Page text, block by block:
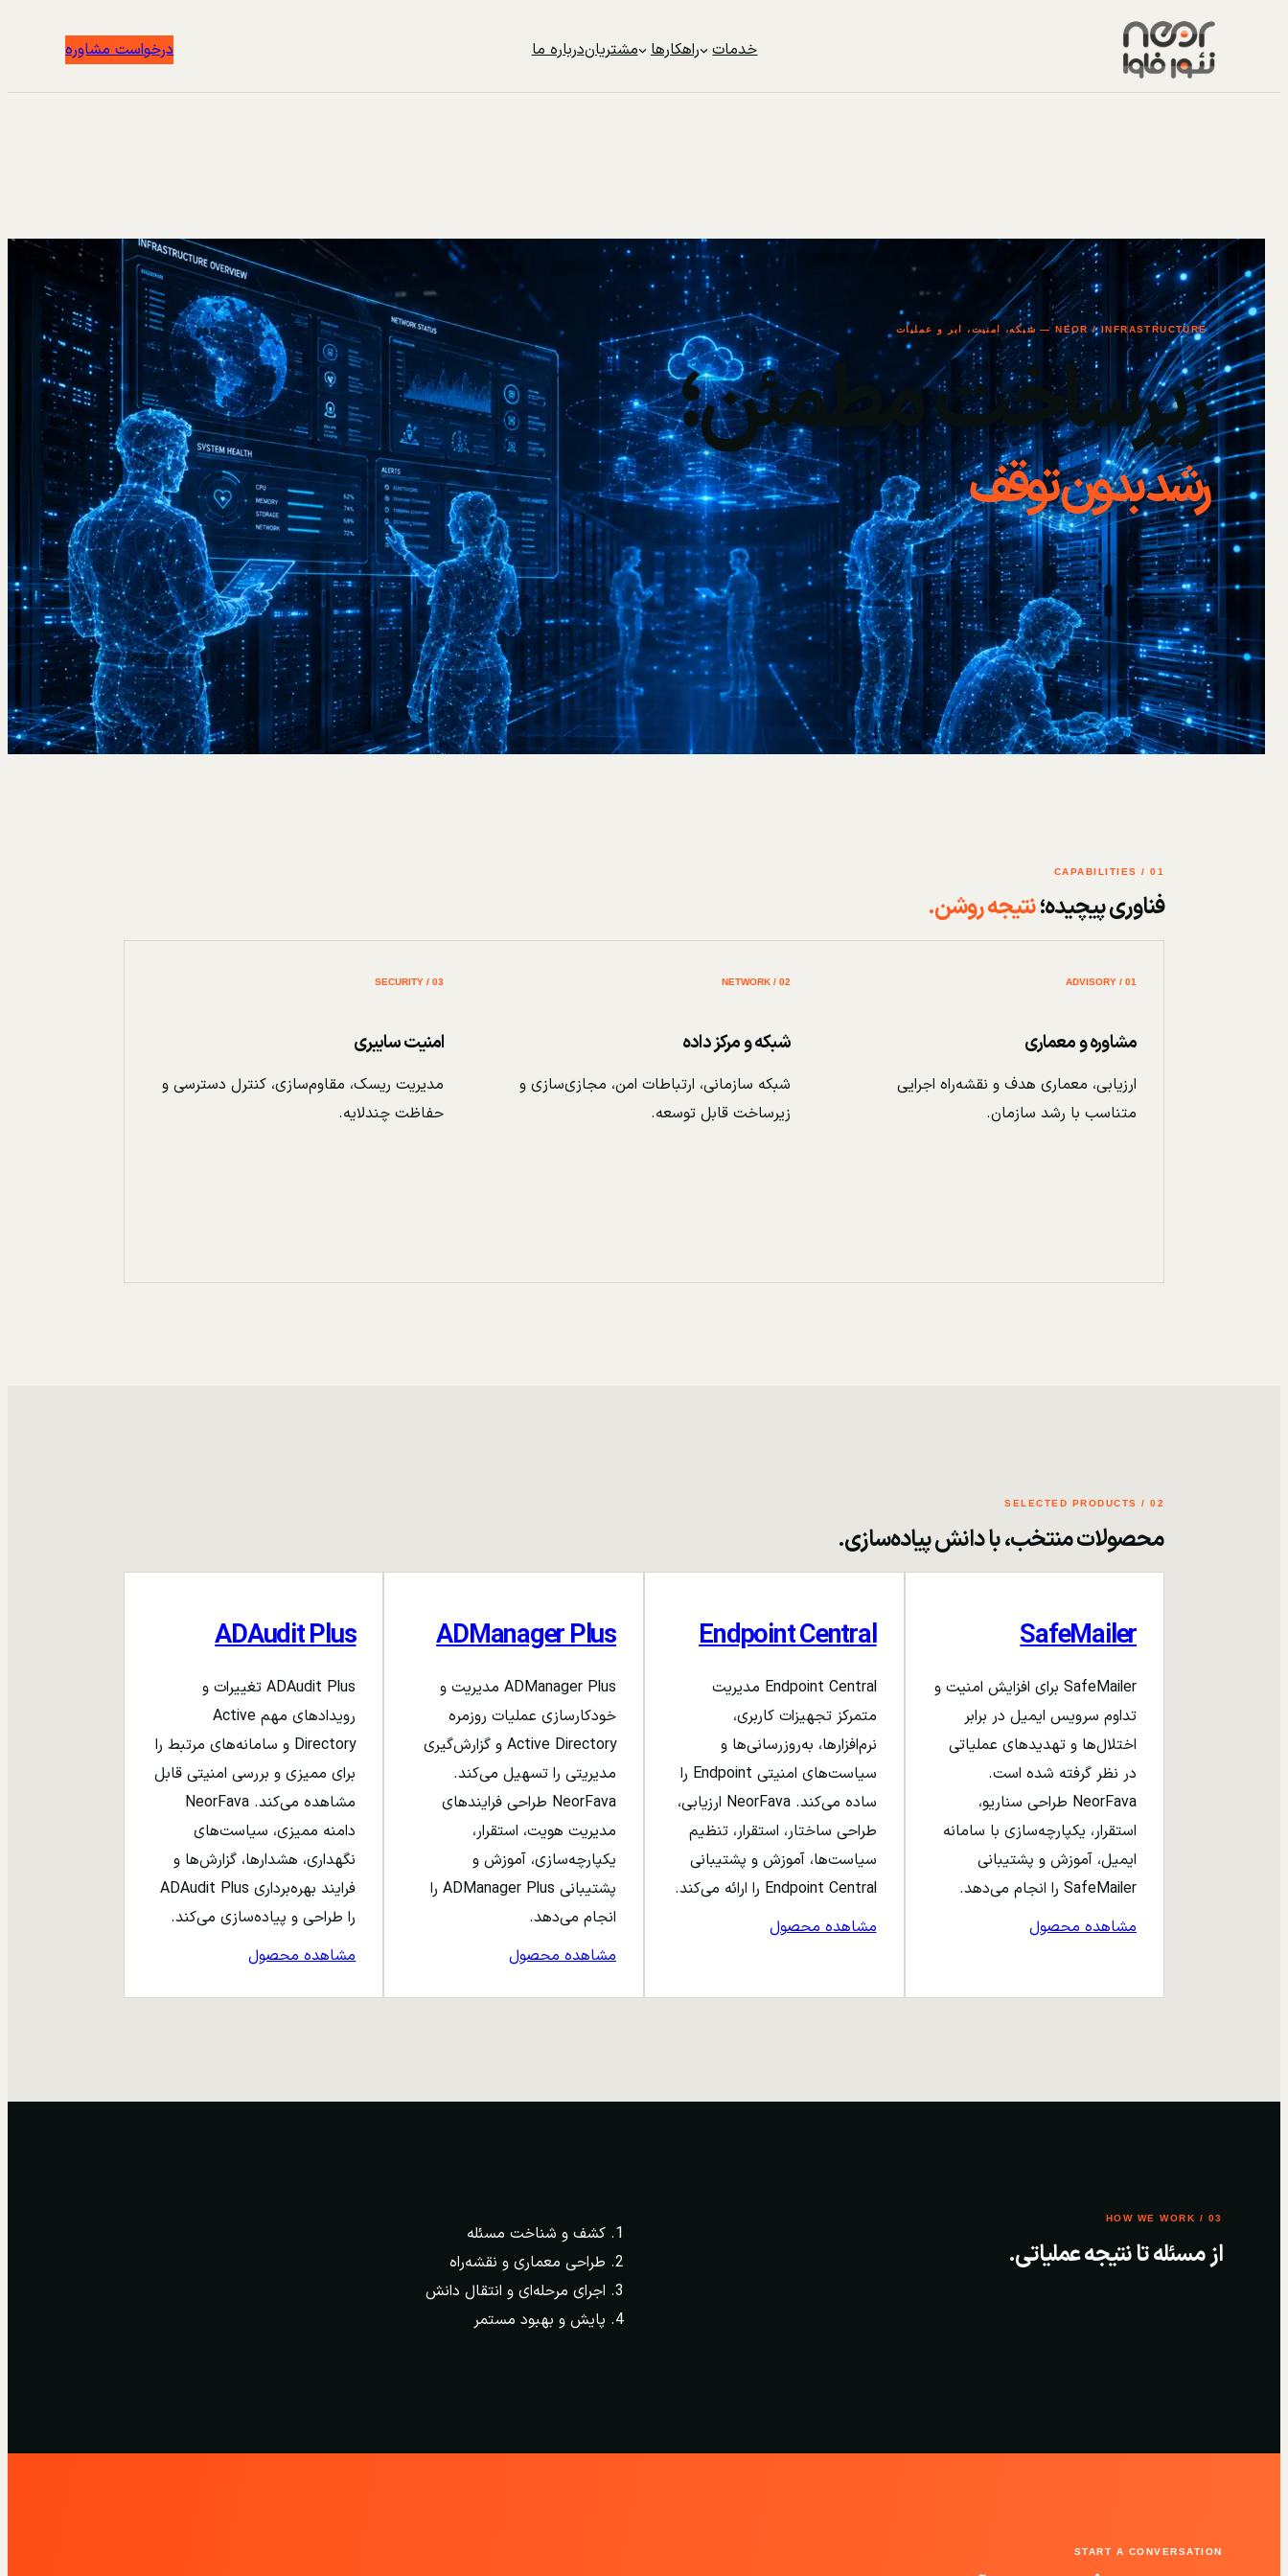
خدمات راهکارها مشتریاندرباره ما درخواست مشاوره
NEOR / INFRASTRUCTURE — شبکه، امنیت، ابر و عملیات
زیرساخت مطمئن؛
رشد بدون توقف
01 / CAPABILITIES
فناوری پیچیده؛نتیجه روشن.
01 / ADVISORY
مشاوره و معماری
ارزیابی، معماری هدف و نقشه‌راه اجرایی
متناسب با رشد سازمان.
02 / NETWORK
شبکه و مرکز داده
شبکه سازمانی، ارتباطات امن، مجازی‌سازی و
زیرساخت قابل توسعه.
03 / SECURITY
امنیت سایبری
مدیریت ریسک، مقاوم‌سازی، کنترل دسترسی و
حفاظت چندلایه.
02 / SELECTED PRODUCTS
محصولات منتخب، با دانش پیاده‌سازی.
SafeMailer
SafeMailer برای افزایش امنیت و
تداوم سرویس ایمیل در برابر
اختلال‌ها و تهدیدهای عملیاتی
در نظر گرفته شده است.
NeorFava طراحی سناریو،
استقرار، یکپارچه‌سازی با سامانه
ایمیل، آموزش و پشتیبانی
SafeMailer را انجام می‌دهد.
مشاهده محصول
Endpoint Central
Endpoint Central مدیریت
متمرکز تجهیزات کاربری،
نرم‌افزارها، به‌روزرسانی‌ها و
سیاست‌های امنیتی Endpoint را
ساده می‌کند. NeorFava ارزیابی،
طراحی ساختار، استقرار، تنظیم
سیاست‌ها، آموزش و پشتیبانی
Endpoint Central را ارائه می‌کند.
مشاهده محصول
ADManager Plus
ADManager Plus مدیریت و
خودکارسازی عملیات روزمره
Active Directory و گزارش‌گیری
مدیریتی را تسهیل می‌کند.
NeorFava طراحی فرایندهای
مدیریت هویت، استقرار،
یکپارچه‌سازی، آموزش و
پشتیبانی ADManager Plus را
انجام می‌دهد.
مشاهده محصول
ADAudit Plus
ADAudit Plus تغییرات و
رویدادهای مهم Active
Directory و سامانه‌های مرتبط را
برای ممیزی و بررسی امنیتی قابل
مشاهده می‌کند. NeorFava
دامنه ممیزی، سیاست‌های
نگهداری، هشدارها، گزارش‌ها و
فرایند بهره‌برداری ADAudit Plus
را طراحی و پیاده‌سازی می‌کند.
مشاهده محصول
03 / HOW WE WORK
از مسئله تا نتیجه عملیاتی.
کشف و شناخت مسئله
طراحی معماری و نقشه‌راه
اجرای مرحله‌ای و انتقال دانش
پایش و بهبود مستمر
START A CONVERSATION